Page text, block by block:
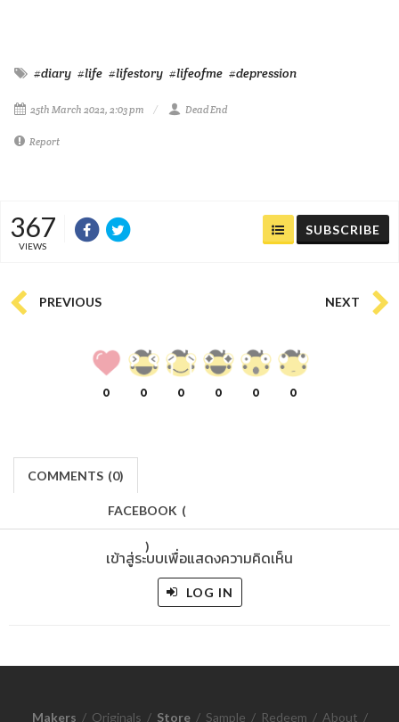
#diary #life #lifestory #lifeofme #depression
25th March 2022, 2:03 pm Dead End
Report
367
VIEWS
SUBSCRIBE
PREVIOUS NEXT
0 0 0 0 0 0
COMMENTS (0)
FACEBOOK (
)
เข้าสู่ระบบเพื่อแสดงความคิดเห็น
LOG IN
Makers / Originals / Store / Sample / Redeem / About /